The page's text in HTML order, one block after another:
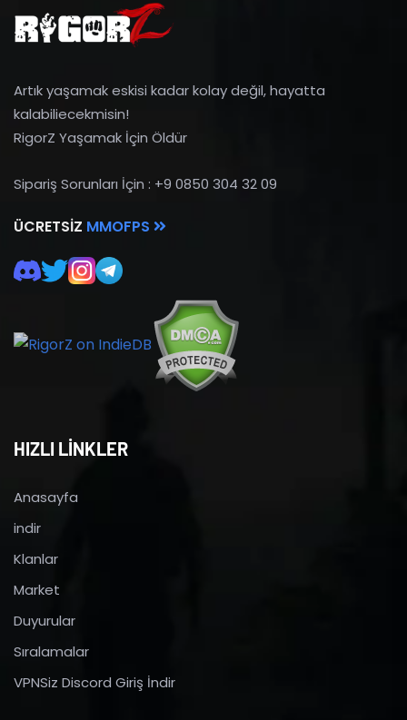
Artık yaşamak eskisi kadar kolay değil, hayatta
kalabiliecekmisin!
RigorZ Yaşamak İçin Öldür
Sipariş Sorunları İçin : +9 0850 304 32 09
ÜCRETSIZ MMOFPS
HIZLI LİNKLER
Anasayfa
indir
Klanlar
Market
Duyurular
Sıralamalar
VPNSiz Discord Giriş İndir